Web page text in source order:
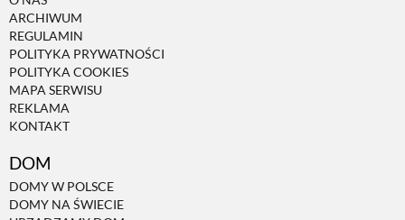
ARCHIWUM
REGULAMIN
POLITYKA PRYWATNOŚCI
POLITYKA COOKIES
MAPA SERWISU
REKLAMA
KONTAKT
DOM
DOMY W POLSCE
DOMY NA ŚWIECIE
PROJEKTOWANIE OGRODU